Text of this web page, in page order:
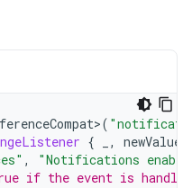
(
{ , newValue
,
"Notifications
if the event is